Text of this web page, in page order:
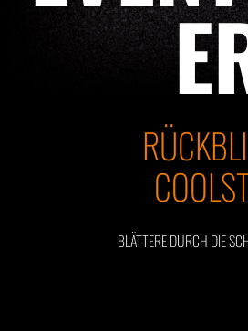
BLÄTTERE DURCH DIE